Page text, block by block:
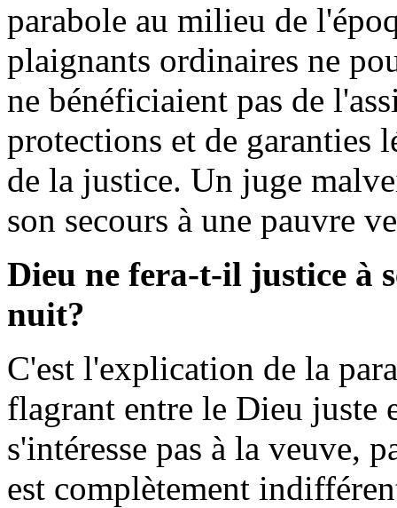
parabole au milieu de
plaignants ordinaires ne
ne bénéficiaient pas de
protections et de garanties
de la justice. Un juge
son secours à une pauvre
Dieu ne fera-t-il justice à
nuit?
C'est l'explication de la
flagrant entre le Dieu juste
s'intéresse pas à la veuve,
est complètement